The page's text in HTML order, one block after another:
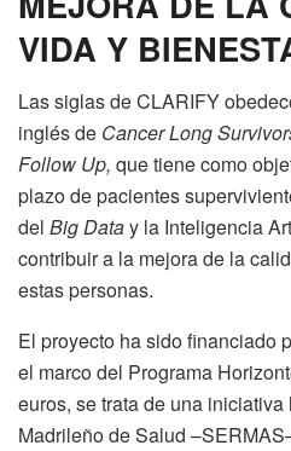
VIDA Y
Las siglas de CLARIFY
inglés de Cancer Long
Follow Up, que tiene como
plazo de pacientes
del Big Datay la Inteligencia
contribuir a la mejora de la
estas personas.
El proyecto ha sido financiado
el marco del Programa
euros, se trata de una
Madrileño de Salud